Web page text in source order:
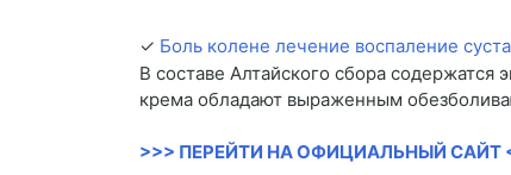
✓ Боль колене лечение воспаление
В составе Алтайского сбора
крема обладают выраженным
>>> ПЕРЕЙТИ НА ОФИЦИАЛЬНЫЙ САЙТ